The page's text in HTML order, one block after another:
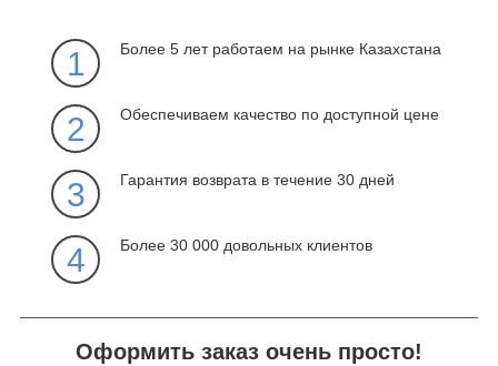
1 Более 5 лет работаем на рынке Казахстана
2 Обеспечиваем качество по доступной цене
3 Гарантия возврата в течение 30 дней
4 Более 30 000 довольных клиентов
Оформить заказ очень просто!